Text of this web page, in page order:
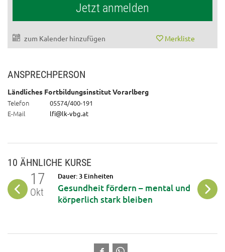
Jetzt anmelden
zum Kalender hinzufügen Merkliste
ANSPRECHPERSON
Ländliches Fortbildungsinstitut Vorarlberg
Telefon 05574/400-191
E-Mail lfi@lk-vbg.at
10 ÄHNLICHE KURSE
17
Okt
Dauer: 3 Einheiten
Gesundheit fördern – mental und
körperlich stark bleiben
22
Okt